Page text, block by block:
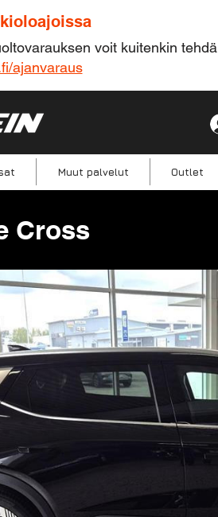
voit kuitenkin tehdä
ajanvaraus
Muut palvelut Outlet
Cross